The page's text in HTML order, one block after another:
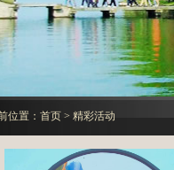
位置： 首页 > 精彩活动